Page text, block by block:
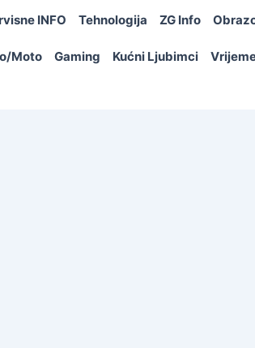
INFO Tehnologija ZG Info
Moto Gaming Kućni Ljubimci